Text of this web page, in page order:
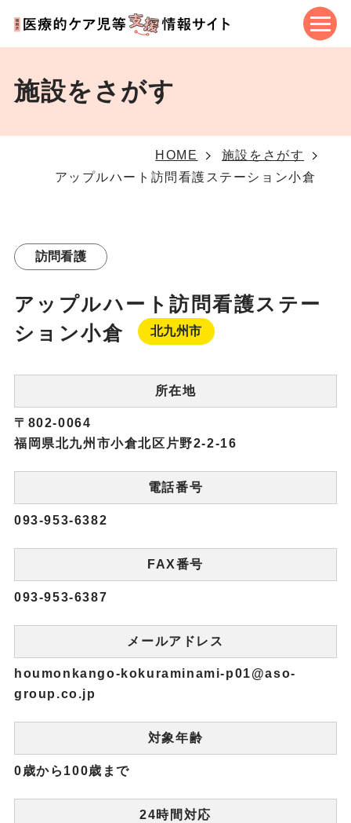
施設をさがす
HOME
施設をさがす
アップルハート訪問看護ステーション小倉
訪問看護
アップルハート訪問看護ステー
ション小倉
北九州市
所在地
〒802-0064
福岡県北九州市小倉北区片野2-2-16
電話番号
093-953-6382
FAX番号
093-953-6387
メールアドレス
houmonkango-kokuraminami-p01@aso-
group.co.jp
対象年齢
0歳から100歳まで
24時間対応